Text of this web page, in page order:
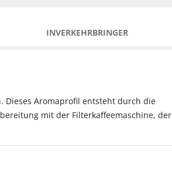
INVERKEHRBRINGER
Dieses Aromaprofil entsteht durch die
mit der Filterkaffeemaschine, der